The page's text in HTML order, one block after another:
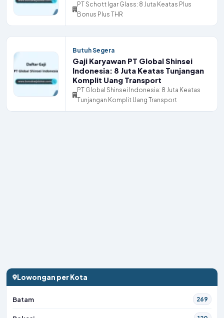
PT Schott Igar Glass: 8 Juta Keatas Plus
Bonus Plus THR
Butuh Segera
Gaji Karyawan PT Global Shinsei
Indonesia: 8 Juta Keatas Tunjangan
Komplit Uang Transport
PT Global Shinsei Indonesia: 8 Juta Keatas
Tunjangan Komplit Uang Transport
Lowongan per Kota
Batam 269